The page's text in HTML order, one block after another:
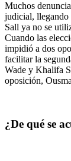
Muchos
judicial, llegando
Sall ya no se
Cuando las
impidió a dos
facilitar la
Wade y Khalifa
oposición,
¿De qué se